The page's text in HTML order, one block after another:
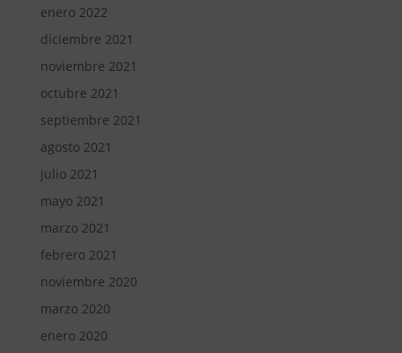
enero 2022
diciembre 2021
noviembre 2021
octubre 2021
septiembre 2021
agosto 2021
julio 2021
mayo 2021
marzo 2021
febrero 2021
noviembre 2020
marzo 2020
enero 2020